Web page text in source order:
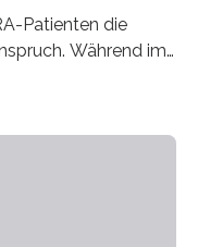
Patienten die
Während im